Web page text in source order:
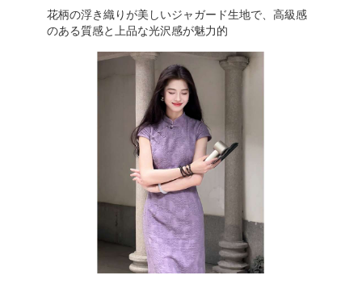
花柄の浮き織りが美しいジャガード生地で、高級感
のある質感と上品な光沢感が魅力的